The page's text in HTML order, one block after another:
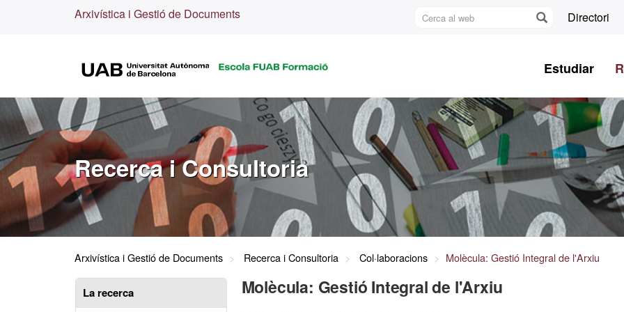
Arxivística i Gestió de Documents
Cerca
Directori
B
Estudiar
Recerca i Consultoria
Arxivística i Gestió de Documents Recerca i Consultoria Col·laboracions Molècula: Gestió Integral de l'Arxiu
La recerca Molècula: Gestió Integral de l'Arxiu